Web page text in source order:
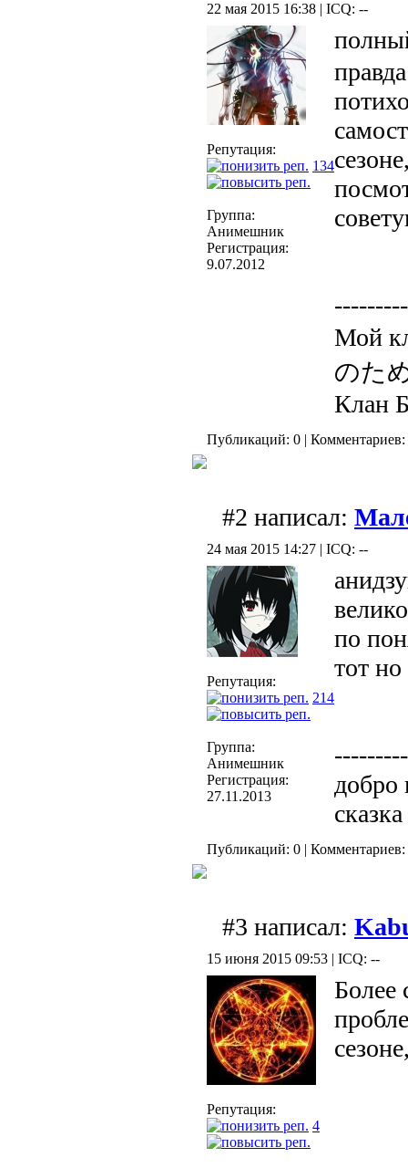
22 мая 2015 16:38 | ICQ: --
Репутация:
134
Группа:
Анимешник
Регистрация:
9.07.2012
Мой
のた
Клан
Публикаций: 0 | Комментариев:
#2 написал:
24 мая 2015 14:27 | ICQ: --
Репутация:
214
Группа:
Анимешник
Регистрация:
27.11.2013
по
тот
добро
Публикаций: 0 | Комментариев:
#3 написал:
15 июня 2015 09:53 | ICQ: --
Репутация:
4
Более